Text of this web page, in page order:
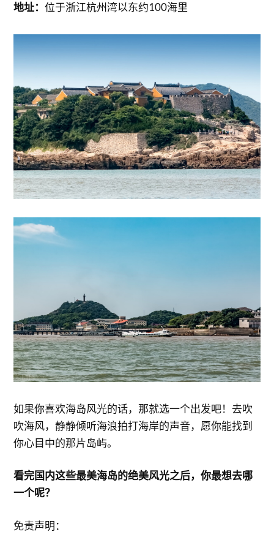
地址：位于浙江杭州湾以东约100海里
如果你喜欢海岛风光的话，那就选一个出发吧！去吹
吹海风，静静倾听海浪拍打海岸的声音，愿你能找到
你心目中的那片岛屿。
看完国内这些最美海岛的绝美风光之后，你最想去哪
一个呢？
免责声明：